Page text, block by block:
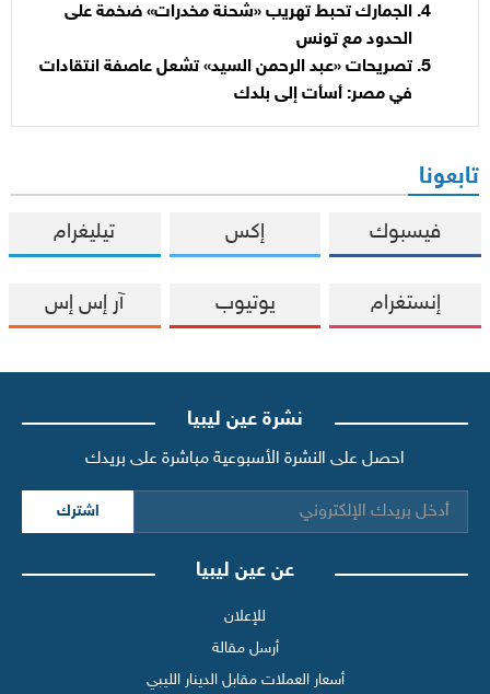
الجمارك تحبط تهريب «شحنة مخدرات» ضخمة على
الحدود مع تونس
تصريحات «عبد الرحمن السيد» تشعل عاصفة انتقادات
في مصر: أسأت إلى بلدك
تابعونا
فيسبوك إكس تيليغرام
إنستغرام يوتيوب آر إس إس
نشرة عين ليبيا
احصل على النشرة الأسبوعية مباشرة على بريدك
اشترك
عن عين ليبيا
للإعلان
أرسل مقالة
أسعار العملات مقابل الدينار الليبي